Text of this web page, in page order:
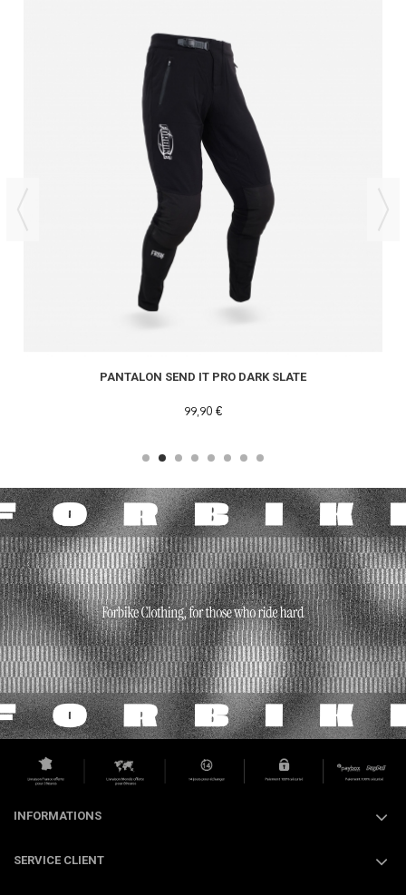
PANTALON SEND IT PRO DARK SLATE
99,90 €
INFORMATIONS
SERVICE CLIENT